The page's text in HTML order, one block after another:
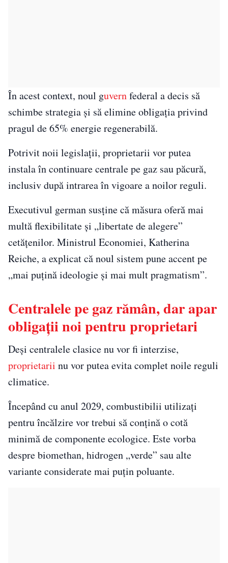
În acest context, noul guvernfederal a decis să
schimbe strategia și să elimine obligația privind
pragul de 65% energie regenerabilă.
Potrivit noii legislații, proprietarii vor putea
instala în continuare centrale pe gaz sau păcură,
inclusiv după intrarea în vigoare a noilor reguli.
Executivul german susține că măsura oferă mai
multă flexibilitate și „libertate de alegere”
cetățenilor. Ministrul Economiei, Katherina
Reiche, a explicat că noul sistem pune accent pe
„mai puțină ideologie și mai mult pragmatism”.
Centralele pe gaz rămân, dar apar
obligații noi pentru proprietari
Deși centralele clasice nu vor fi interzise,
proprietarii nu vor putea evita complet noile reguli
climatice.
Începând cu anul 2029, combustibilii utilizați
pentru încălzire vor trebui să conțină o cotă
minimă de componente ecologice. Este vorba
despre biomethan, hidrogen „verde” sau alte
variante considerate mai puțin poluante.